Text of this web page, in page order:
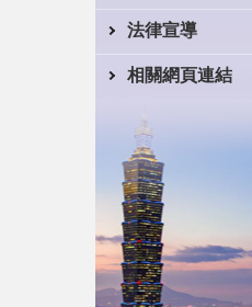
法律宣導
相關網頁連結